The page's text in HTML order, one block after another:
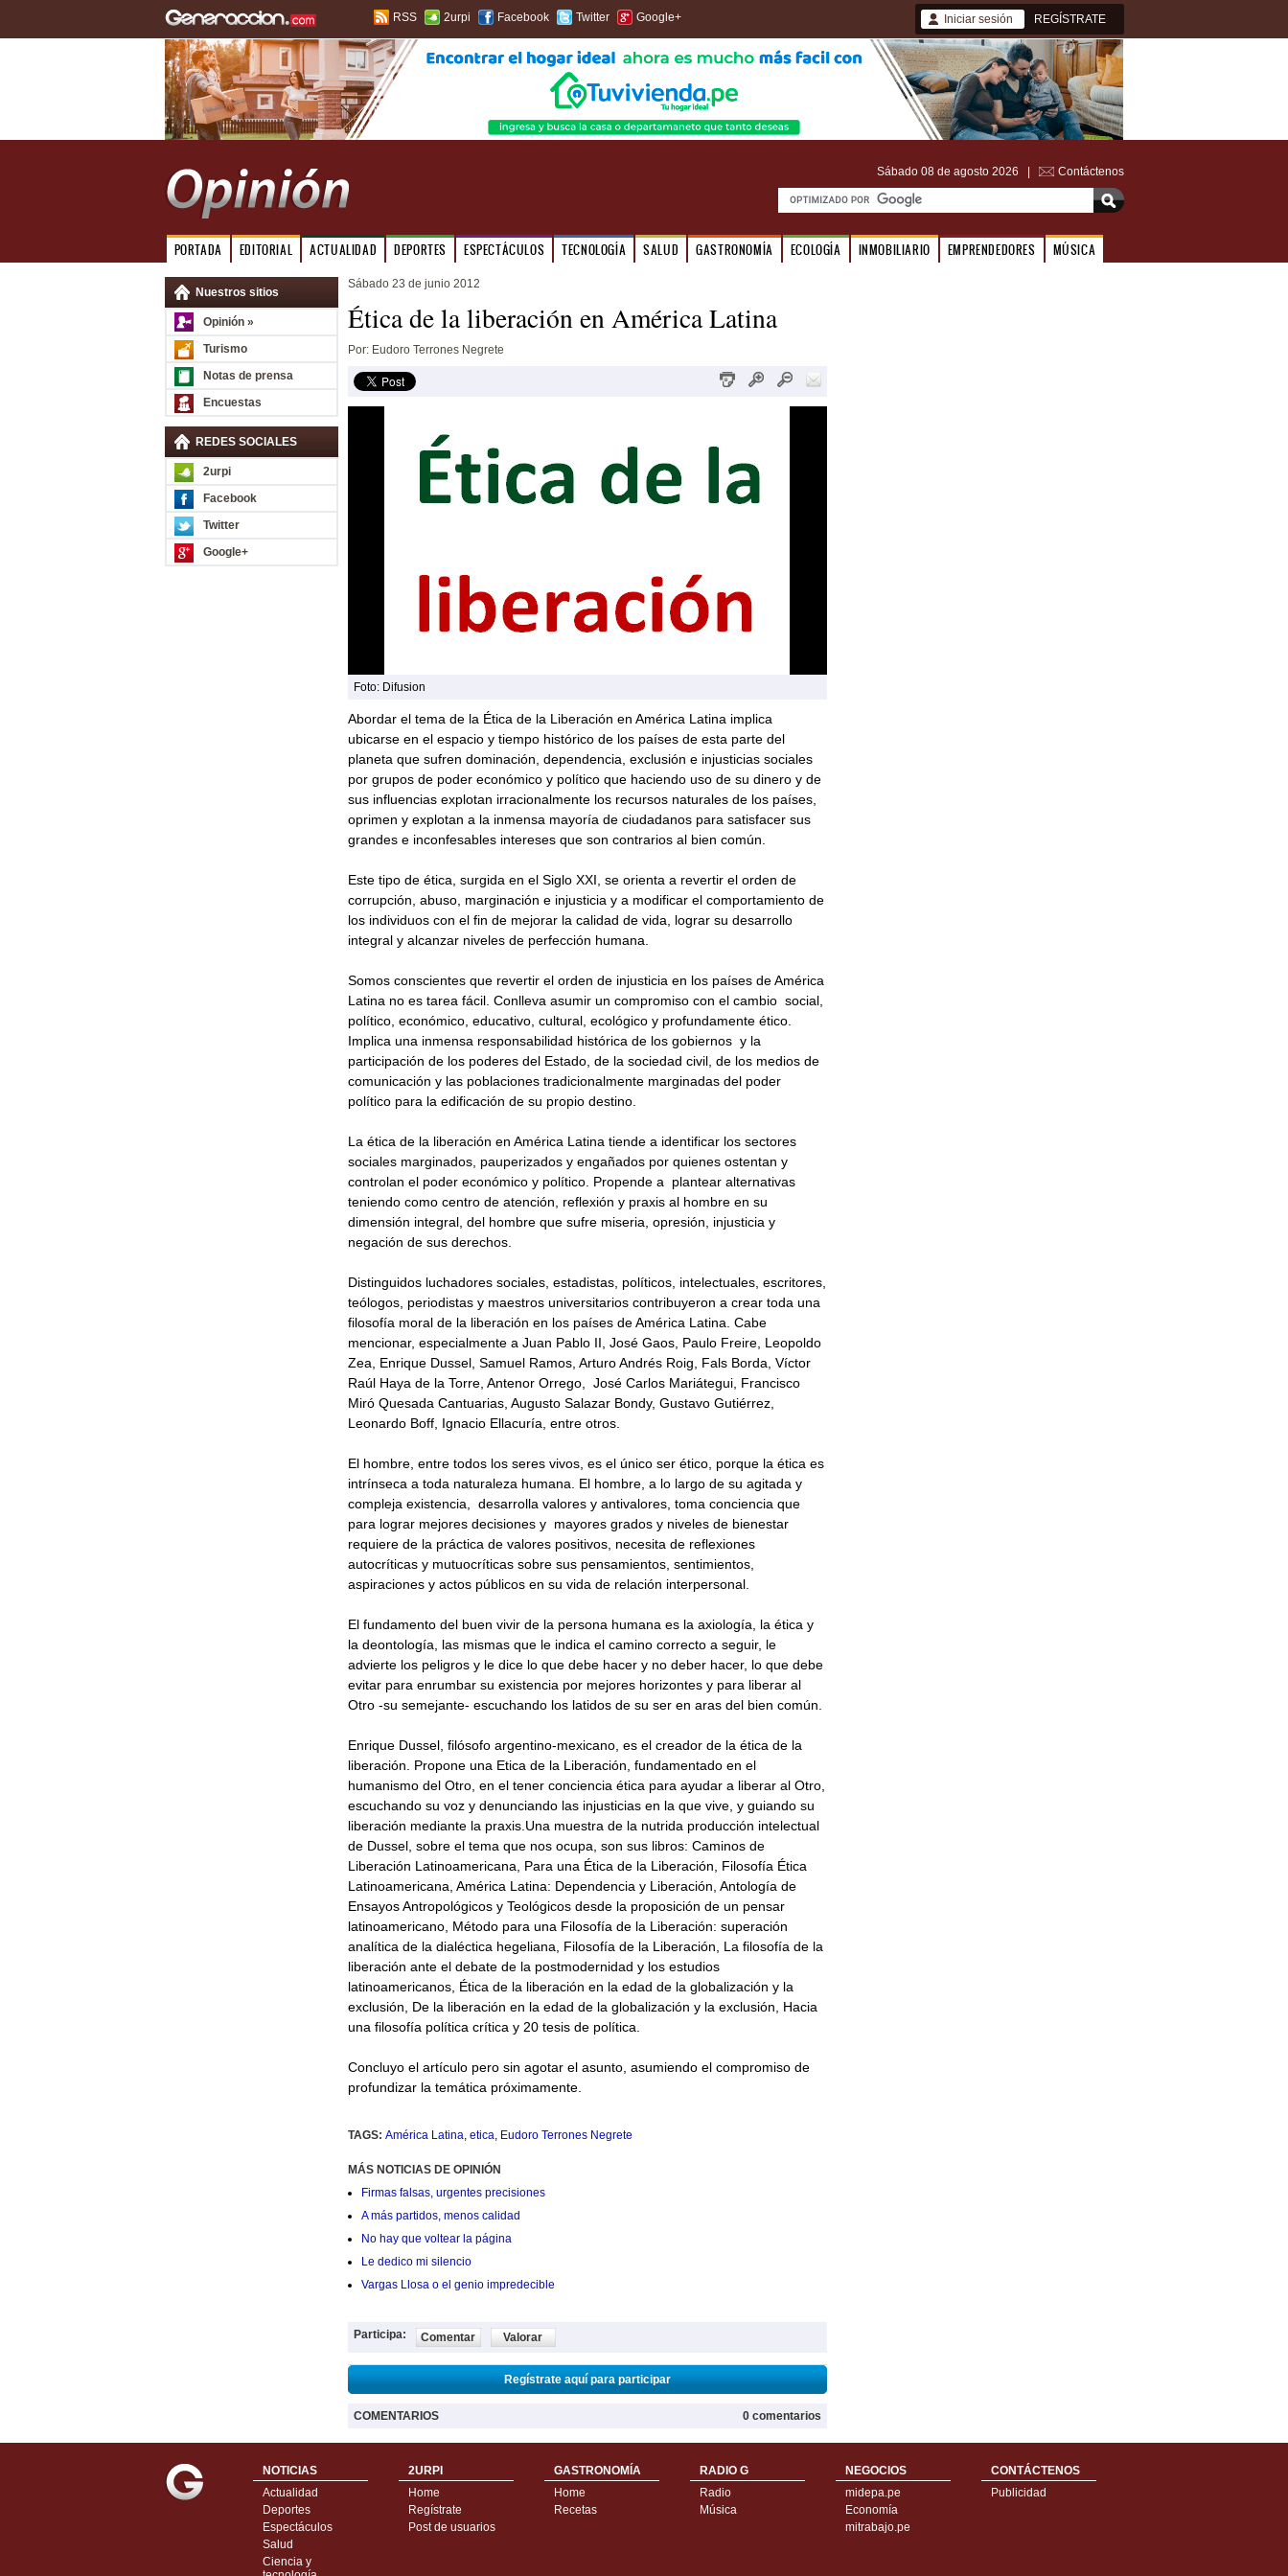
RSS 2urpi Facebook Twitter Google+ Iniciar sesión REGÍSTRATE
Sábado 08 de agosto 2026 | Contáctenos
PORTADA EDITORIAL ACTUALIDAD DEPORTES ESPECTÁCULOS TECNOLOGÍA SALUD GASTRONOMÍA ECOLOGÍA INMOBILIARIO EMPRENDEDORES MÚSICA
Nuestros sitios
Opinión »
Turismo
Notas de prensa
Encuestas
REDES SOCIALES
2urpi
Facebook
Twitter
Google+
Sábado 23 de junio 2012
Ética de la liberación en América Latina
Por: Eudoro Terrones Negrete
Foto: Difusion
Abordar el tema de la Ética de la Liberación en América Latina implica
ubicarse en el espacio y tiempo histórico de los países de esta parte del
planeta que sufren dominación, dependencia, exclusión e injusticias sociales
por grupos de poder económico y político que haciendo uso de su dinero y de
sus influencias explotan irracionalmente los recursos naturales de los países,
oprimen y explotan a la inmensa mayoría de ciudadanos para satisfacer sus
grandes e inconfesables intereses que son contrarios al bien común.
Este tipo de ética, surgida en el Siglo XXI, se orienta a revertir el orden de
corrupción, abuso, marginación e injusticia y a modificar el comportamiento de
los individuos con el fin de mejorar la calidad de vida, lograr su desarrollo
integral y alcanzar niveles de perfección humana.
Somos conscientes que revertir el orden de injusticia en los países de América
Latina no es tarea fácil. Conlleva asumir un compromiso con el cambio social,
político, económico, educativo, cultural, ecológico y profundamente ético.
Implica una inmensa responsabilidad histórica de los gobiernos y la
participación de los poderes del Estado, de la sociedad civil, de los medios de
comunicación y las poblaciones tradicionalmente marginadas del poder
político para la edificación de su propio destino.
La ética de la liberación en América Latina tiende a identificar los sectores
sociales marginados, pauperizados y engañados por quienes ostentan y
controlan el poder económico y político. Propende a plantear alternativas
teniendo como centro de atención, reflexión y praxis al hombre en su
dimensión integral, del hombre que sufre miseria, opresión, injusticia y
negación de sus derechos.
Distinguidos luchadores sociales, estadistas, políticos, intelectuales, escritores,
teólogos, periodistas y maestros universitarios contribuyeron a crear toda una
filosofía moral de la liberación en los países de América Latina. Cabe
mencionar, especialmente a Juan Pablo II, José Gaos, Paulo Freire, Leopoldo
Zea, Enrique Dussel, Samuel Ramos, Arturo Andrés Roig, Fals Borda, Víctor
Raúl Haya de la Torre, Antenor Orrego, José Carlos Mariátegui, Francisco
Miró Quesada Cantuarias, Augusto Salazar Bondy, Gustavo Gutiérrez,
Leonardo Boff, Ignacio Ellacuría, entre otros.
El hombre, entre todos los seres vivos, es el único ser ético, porque la ética es
intrínseca a toda naturaleza humana. El hombre, a lo largo de su agitada y
compleja existencia, desarrolla valores y antivalores, toma conciencia que
para lograr mejores decisiones y mayores grados y niveles de bienestar
requiere de la práctica de valores positivos, necesita de reflexiones
autocríticas y mutuocríticas sobre sus pensamientos, sentimientos,
aspiraciones y actos públicos en su vida de relación interpersonal.
El fundamento del buen vivir de la persona humana es la axiología, la ética y
la deontología, las mismas que le indica el camino correcto a seguir, le
advierte los peligros y le dice lo que debe hacer y no deber hacer, lo que debe
evitar para enrumbar su existencia por mejores horizontes y para liberar al
Otro -su semejante- escuchando los latidos de su ser en aras del bien común.
Enrique Dussel, filósofo argentino-mexicano, es el creador de la ética de la
liberación. Propone una Etica de la Liberación, fundamentado en el
humanismo del Otro, en el tener conciencia ética para ayudar a liberar al Otro,
escuchando su voz y denunciando las injusticias en la que vive, y guiando su
liberación mediante la praxis.Una muestra de la nutrida producción intelectual
de Dussel, sobre el tema que nos ocupa, son sus libros: Caminos de
Liberación Latinoamericana, Para una Ética de la Liberación, Filosofía Ética
Latinoamericana, América Latina: Dependencia y Liberación, Antología de
Ensayos Antropológicos y Teológicos desde la proposición de un pensar
latinoamericano, Método para una Filosofía de la Liberación: superación
analítica de la dialéctica hegeliana, Filosofía de la Liberación, La filosofía de la
liberación ante el debate de la postmodernidad y los estudios
latinoamericanos, Ética de la liberación en la edad de la globalización y la
exclusión, De la liberación en la edad de la globalización y la exclusión, Hacia
una filosofía política crítica y 20 tesis de política.
Concluyo el artículo pero sin agotar el asunto, asumiendo el compromiso de
profundizar la temática próximamente.
TAGS: América Latina, etica, Eudoro Terrones Negrete
MÁS NOTICIAS DE OPINIÓN
Firmas falsas, urgentes precisiones
A más partidos, menos calidad
No hay que voltear la página
Le dedico mi silencio
Vargas Llosa o el genio impredecible
Participa: Comentar Valorar
Regístrate aquí para participar
COMENTARIOS 0 comentarios
NOTICIAS
Actualidad
Deportes
Espectáculos
Salud
Ciencia y
2URPI
Home
Regístrate
Post de usuarios
GASTRONOMÍA
Home
Recetas
RADIO G
Radio
Música
NEGOCIOS
midepa.pe
Economía
mitrabajo.pe
CONTÁCTENOS
Publicidad